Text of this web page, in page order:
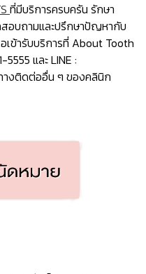
ที่มีบริการครบครัน รักษา
อบถามและปรึกษาปัญหากับ
ข้ารับบริการที่ About Tooth
และ LINE :
างติดต่ออื่น ๆ ของคลินิก